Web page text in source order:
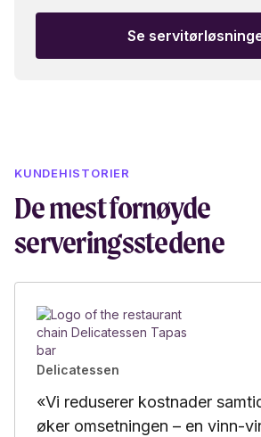
Se
KUNDEHISTORIER
De mest fornøyde
serveringsstedene
Delicatessen
«Vi reduserer kostnader
øker omsetningen – en vinn-